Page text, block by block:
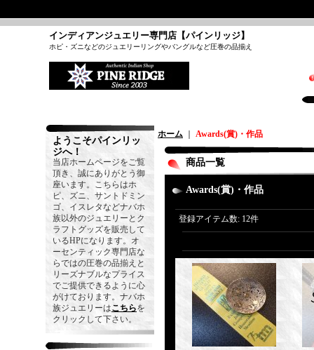
インディアンジュエリー専門店【パインリッジ】
ホピ・ズニなどのジュエリーリングやバングルなど圧巻の品揃え
ようこそパインリッ
ジへ！
当店ホームページをご覧
頂き、誠にありがとう御
座います。こちらはホ
ピ、ズニ、サントドミン
ゴ、イスレタなどナバホ
族以外のジュエリーとク
ラフトグッズを販売して
いるHPになります。オ
ーセンティック専門店な
らではの圧巻の品揃えと
リーズナブルなプライス
でご提供できるように心
がけております。ナバホ
族ジュエリーはこちらを
クリックして下さい。
ホーム Awards(賞)・作品
商品一覧
Awards(賞)・作品
登録アイテム数: 12件